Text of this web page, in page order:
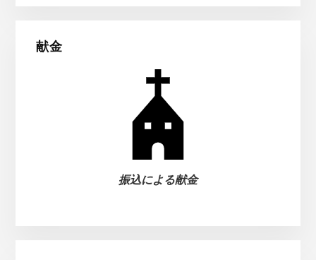
献金
振込による献金